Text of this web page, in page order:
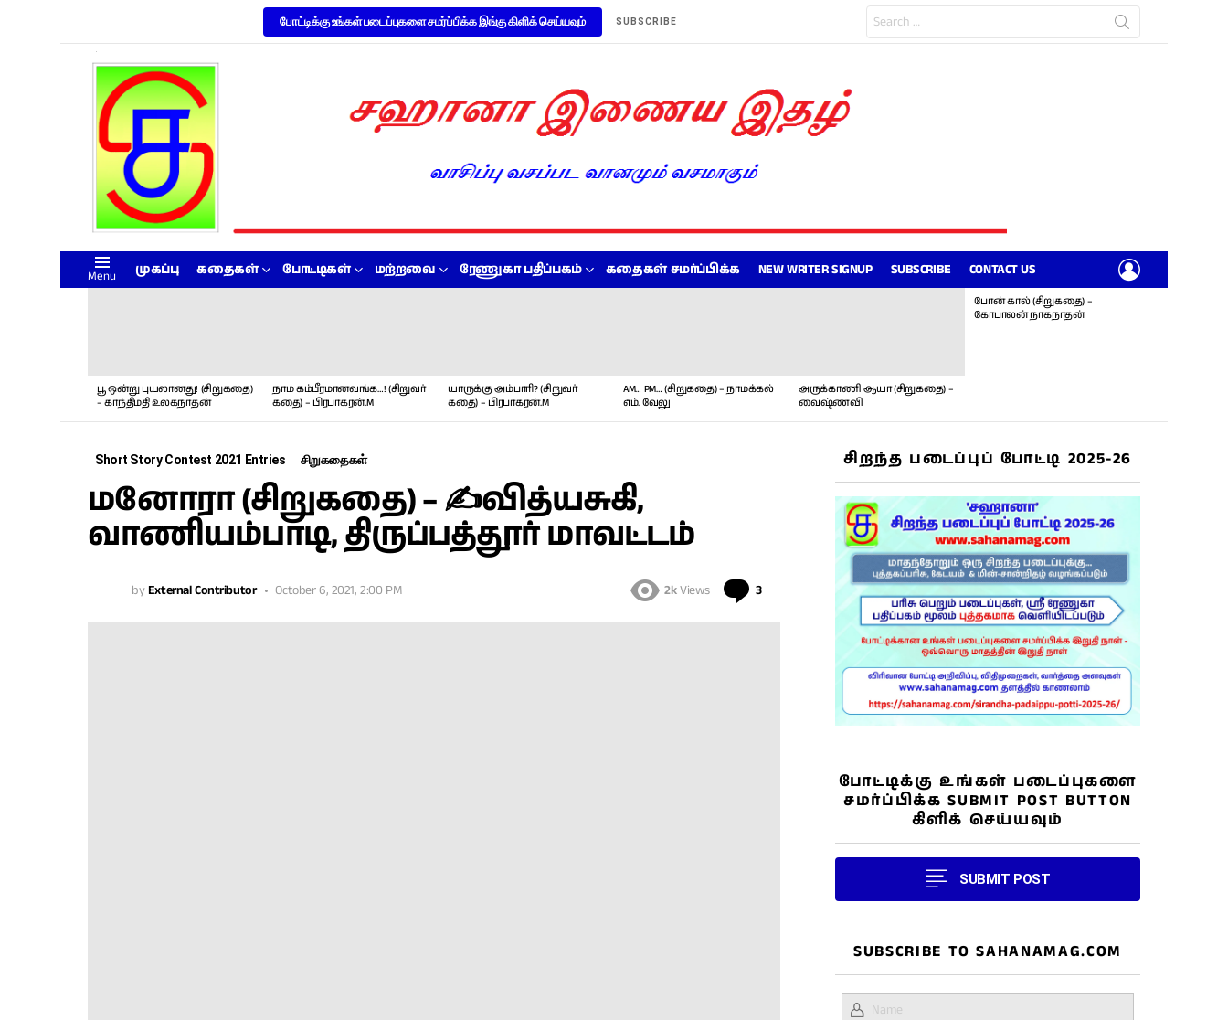
போட்டிக்கு உங்கள் படைப்புகளை சமர்ப்பிக்க இங்கு கிளிக் செய்யவும் SUBSCRIBE
for:
Menu முகப்பு கதைகள் போட்டிகள் மற்றவை ரேணுகா பதிப்பகம் கதைகள் சமர்ப்பிக்க NEW WRITER SIGNUP SUBSCRIBE CONTACT US
பூ ஒன்று புயலானது! (சிறுகதை)
– காந்திமதி உலகநாதன்
நாம கம்பீரமானவங்க…! (சிறுவர்
கதை) – பிரபாகரன்.M
யாருக்கு அம்பாரி? (சிறுவர்
கதை) – பிரபாகரன்.M
AM… PM… (சிறுகதை) – நாமக்கல்
எம். வேலு
அருக்காணி ஆயா (சிறுகதை) –
வைஷ்ணவி
போன் கால் (சிறுகதை) –
கோபாலன் நாகநாதன்
Short Story Contest 2021 Entries சிறுகதைகள்
மனோரா (சிறுகதை) – ✍வித்யசுகி,
வாணியம்பாடி, திருப்பத்தூர் மாவட்டம்
byExternal Contributor October 6, 2021, 2:00 PM 2k Views 3
சிறந்த படைப்புப் போட்டி 2025-26
போட்டிக்கு உங்கள் படைப்புகளை
சமர்ப்பிக்க SUBMIT POST BUTTON
கிளிக் செய்யவும்
SUBMIT POST
SUBSCRIBE TO SAHANAMAG.COM